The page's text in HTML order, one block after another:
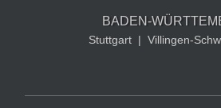
BADEN-
Stuttgart | Villingen-